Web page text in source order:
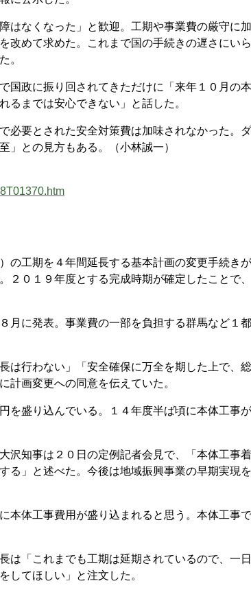
なくなった」と歓迎。工期や事業費の厳守に加
改めて求めた。これまで国の手続きの遅さにいら
。
国政に振り回されてきただけに「来年１０月の本
るまでは安心できない」と話した。
必要とされた安全対策費は加味されなかった。ダ
」との見方もある。（小林誠一）
の工期を４年間延長する基本計画の変更手続きが
０１９年度とする完成時期が確定したことで、
月に発表。事業費の一部を負担する群馬など１都
は行わない」「安全確保に万全を期した上で、総
計画変更への同意を伝えていた。
を盛り込んでいる。１４年度半ば頃に本体工事が
沢知事は２０日の定例記者会見で、「本体工事着
る」と述べた。今後は地域振興事業の早期実現を
本体工事費用が盛り込まれると思う。本体工事で
「これまでも工期は延期されているので、一日
してほしい」と注文した。